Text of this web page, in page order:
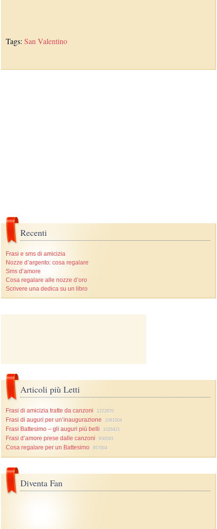
Tags:San Valentino
Recenti
Frasi e sms di amicizia
Nozze d’argento: cosa regalare
Sms d’amore
Cosa regalare alle nozze d’oro
Scrivere una dedica su un libro
Articoli più Letti
Frasi di amicizia tratte da canzoni 1222870
Frasi di auguri per un’inaugurazione 1061004
Frasi Battesimo – gli auguri più belli 1026421
Frasi d’amore prese dalle canzoni 930593
Cosa regalare per un Battesimo 857004
Diventa Fan